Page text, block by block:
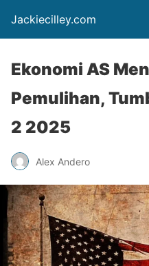
Jackiecilley.com
Ekonomi AS
Pemulihan,
2 2025
Alex Andero